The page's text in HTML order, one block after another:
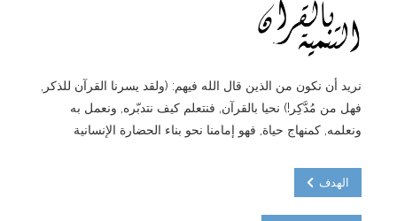
نريد أن نكون من الذين قال الله فيهم: (ولقد يسرنا القرآن للذكر,
فهل من مُدَّكِر!) نحيا بالقرآن, فنتعلم كيف نتدبّره, ونعمل به
ونعلمه, كمنهاج حياة, فهو إمامنا نحو بناء الحضارة الإنسانية
الهدف